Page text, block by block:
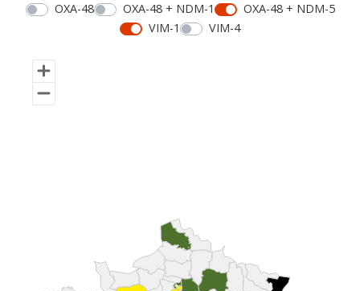
OXA-48
OXA-48 + NDM-1
OXA-48 + NDM-5
VIM-1
VIM-4